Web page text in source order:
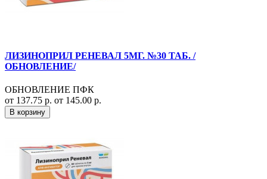
ЛИЗИНОПРИЛ РЕНЕВАЛ 5МГ. №30 ТАБ. /
ОБНОВЛЕНИЕ/
ОБНОВЛЕНИЕ ПФК
от 137.75 р. от 145.00 р.
В корзину